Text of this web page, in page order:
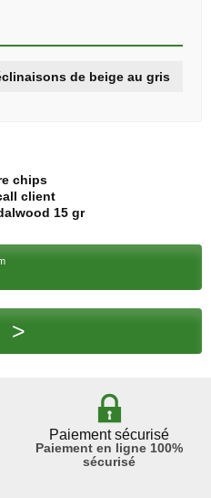
de beige au gris
chips
client
15 gr
>
Paiement sécurisé
Paiement en ligne 100%
sécurisé